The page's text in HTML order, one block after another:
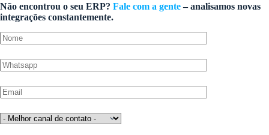
Não encontrou o seu ERP? Fale com a gente– analisamos novas
integrações constantemente.